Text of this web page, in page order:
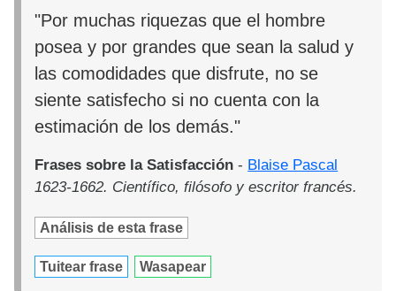
"Por muchas riquezas que el hombre
posea y por grandes que sean la salud y
las comodidades que disfrute, no se
siente satisfecho si no cuenta con la
estimación de los demás."
Frases sobre la Satisfacción - Blaise Pascal
1623-1662. Científico, filósofo y escritor francés.
Análisis de esta frase
Tuitear frase Wasapear